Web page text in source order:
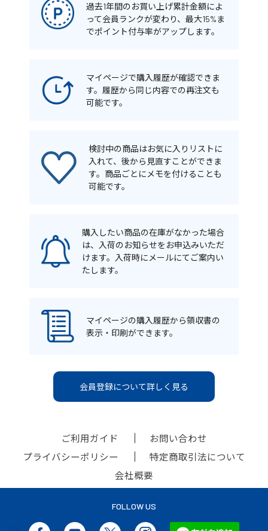
過去1年間のお買い上げ累計金額によ
って会員ランクが変わり、最大15%ま
でポイント付与率がアップします。
マイページで購入履歴が確認できま
す。履歴から同じ内容での再注文も
可能です。
検討中の商品はお気に入りリストに
入れて、後から見直すことができま
す。商品ごとにメモを付けることも
可能です。
購入したい商品の在庫がなかった場合
は、入荷のお知らせをお申込みいただ
けます。入荷時にメールにてご案内い
たします。
マイページの購入履歴から領収書の
表示・印刷ができます。
会員登録について詳しく見る
ご利用ガイド
お問い合わせ
プライバシーポリシー
特定商取引法について
会社概要
FOLLOW US